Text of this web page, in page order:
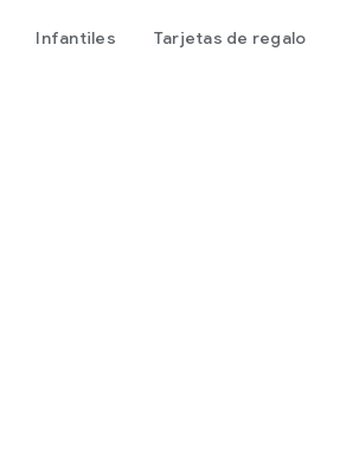
Infantiles Tarjetas de regalo